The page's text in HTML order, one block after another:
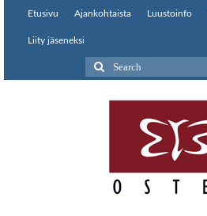
Etusivu Ajankohtaista Luustoinfo
Liity jäseneksi
Search
for: